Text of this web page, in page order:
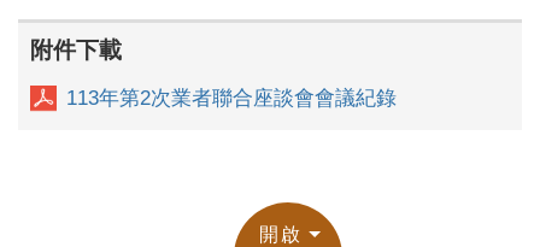
附件下載
113年第2次業者聯合座談會會議紀錄
開啟